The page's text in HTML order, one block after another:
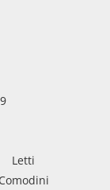
Letti
Comodini